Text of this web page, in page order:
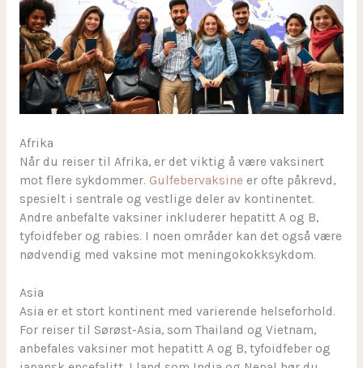
Afrika
Når du reiser til Afrika, er det viktig å være vaksinert
mot flere sykdommer. Gulfebervaksine er ofte påkrevd,
spesielt i sentrale og vestlige deler av kontinentet.
Andre anbefalte vaksiner inkluderer hepatitt A og B,
tyfoidfeber og rabies. I noen områder kan det også være
nødvendig med vaksine mot meningokokksykdom.
Asia
Asia er et stort kontinent med varierende helseforhold.
For reiser til Sørøst-Asia, som Thailand og Vietnam,
anbefales vaksiner mot hepatitt A og B, tyfoidfeber og